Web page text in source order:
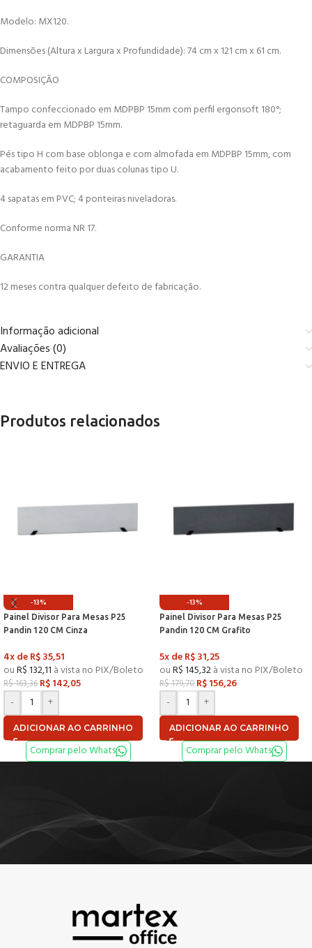
Modelo: MX120.
Dimensões (Altura x Largura x Profundidade): 74 cm x 121 cm x 61 cm.
COMPOSIÇÃO
Tampo confeccionado em MDPBP 15mm com perfil ergonsoft 180°;
retaguarda em MDPBP 15mm.
Pés tipo H com base oblonga e com almofada em MDPBP 15mm, com
acabamento feito por duas colunas tipo U.
4 sapatas em PVC; 4 ponteiras niveladoras.
Conforme norma NR 17.
GARANTIA
12 meses contra qualquer defeito de fabricação.
Informação adicional
Avaliações (0)
ENVIO E ENTREGA
Produtos relacionados
-13%
Painel Divisor Para Mesas P25
Pandin 120 CM Cinza
4x deR$35,51
ouR$132,11 à vista no PIX/Boleto
R$163,36 R$142,05
-
+
ADICIONAR AO CARRINHO
Comprar pelo Whats
-13%
Painel Divisor Para Mesas P25
Pandin 120 CM Grafito
5x deR$31,25
ouR$145,32à vista no PIX/Boleto
R$179,70 R$156,26
-
+
ADICIONAR AO CARRINHO
Comprar pelo Whats